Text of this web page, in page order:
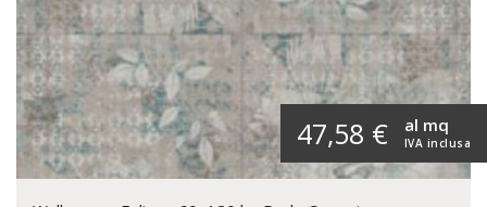
47,58 € IVA inclusa
al mq